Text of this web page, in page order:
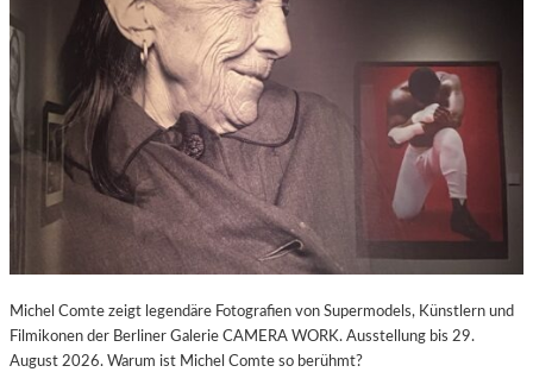
Michel Comte zeigt legendäre Fotografien von Supermodels, Künstlern und
Filmikonen der Berliner Galerie CAMERA WORK. Ausstellung bis 29.
August 2026. Warum ist Michel Comte so berühmt?